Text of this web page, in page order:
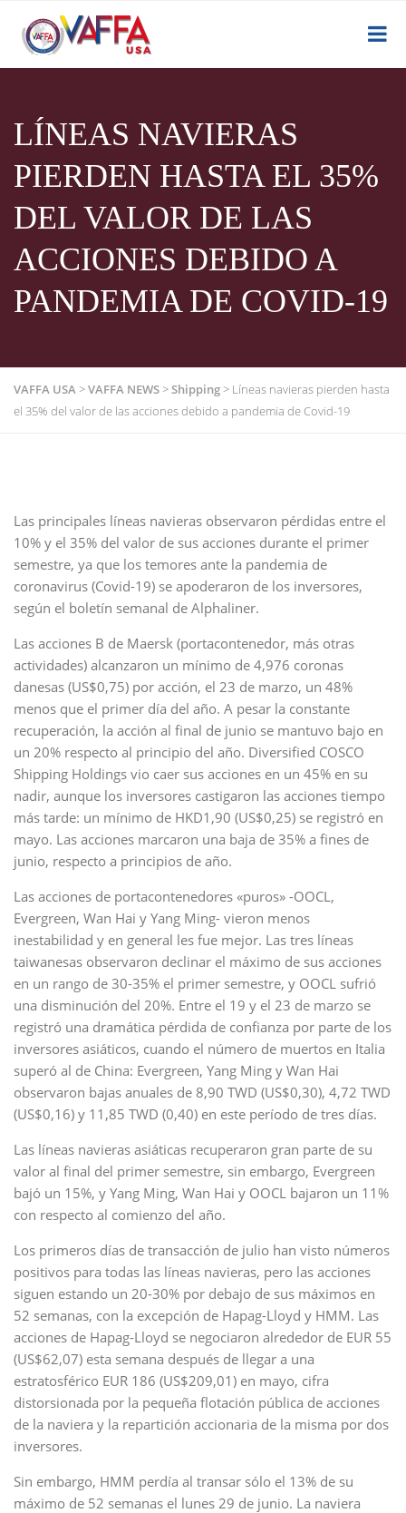
LÍNEAS NAVIERAS
PIERDEN HASTA EL 35%
DEL VALOR DE LAS
ACCIONES DEBIDO A
PANDEMIA DE COVID-19
VAFFA USA>VAFFA NEWS>Shipping> Líneas navieras pierden hasta
el 35% del valor de las acciones debido a pandemia de Covid-19
Las principales líneas navieras observaron pérdidas entre el
10% y el 35% del valor de sus acciones durante el primer
semestre, ya que los temores ante la pandemia de
coronavirus (Covid-19) se apoderaron de los inversores,
según el boletín semanal de Alphaliner.
Las acciones B de Maersk (portacontenedor, más otras
actividades) alcanzaron un mínimo de 4,976 coronas
danesas (US$0,75) por acción, el 23 de marzo, un 48%
menos que el primer día del año. A pesar la constante
recuperación, la acción al final de junio se mantuvo bajo en
un 20% respecto al principio del año. Diversified COSCO
Shipping Holdings vio caer sus acciones en un 45% en su
nadir, aunque los inversores castigaron las acciones tiempo
más tarde: un mínimo de HKD1,90 (US$0,25) se registró en
mayo. Las acciones marcaron una baja de 35% a fines de
junio, respecto a principios de año.
Las acciones de portacontenedores «puros» -OOCL,
Evergreen, Wan Hai y Yang Ming- vieron menos
inestabilidad y en general les fue mejor. Las tres líneas
taiwanesas observaron declinar el máximo de sus acciones
en un rango de 30-35% el primer semestre, y OOCL sufrió
una disminución del 20%. Entre el 19 y el 23 de marzo se
registró una dramática pérdida de confianza por parte de los
inversores asiáticos, cuando el número de muertos en Italia
superó al de China: Evergreen, Yang Ming y Wan Hai
observaron bajas anuales de 8,90 TWD (US$0,30), 4,72 TWD
(US$0,16) y 11,85 TWD (0,40) en este período de tres días.
Las líneas navieras asiáticas recuperaron gran parte de su
valor al final del primer semestre, sin embargo, Evergreen
bajó un 15%, y Yang Ming, Wan Hai y OOCL bajaron un 11%
con respecto al comienzo del año.
Los primeros días de transacción de julio han visto números
positivos para todas las líneas navieras, pero las acciones
siguen estando un 20-30% por debajo de sus máximos en
52 semanas, con la excepción de Hapag-Lloyd y HMM. Las
acciones de Hapag-Lloyd se negociaron alrededor de EUR 55
(US$62,07) esta semana después de llegar a una
estratosférico EUR 186 (US$209,01) en mayo, cifra
distorsionada por la pequeña flotación pública de acciones
de la naviera y la repartición accionaria de la misma por dos
inversores.
Sin embargo, HMM perdía al transar sólo el 13% de su
máximo de 52 semanas el lunes 29 de junio. La naviera